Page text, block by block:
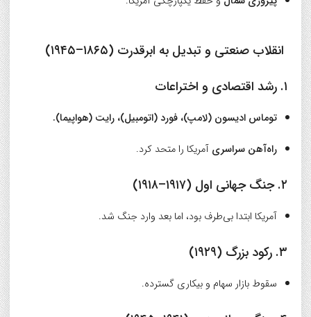
انقلاب صنعتی و تبدیل به ابرقدرت (۱۸۶۵–۱۹۴۵)
۱. رشد اقتصادی و اختراعات
توماس ادیسون (لامپ)، فورد (اتومبیل)، رایت (هواپیما).
راه‌آهن سراسری آمریکا را متحد کرد.
۲. جنگ جهانی اول (۱۹۱۷–۱۹۱۸)
آمریکا ابتدا بی‌طرف بود، اما بعد وارد جنگ شد.
۳. رکود بزرگ (۱۹۲۹)
سقوط بازار سهام و بیکاری گسترده.